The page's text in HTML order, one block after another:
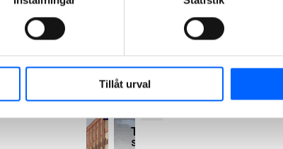
Tillåt urval
Göteborg
Telefonplan
Stockholm
Kommande
Göteborg
Referens